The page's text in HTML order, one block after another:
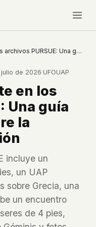
Qué hay realmente en los archivos PURSUE: Una guía para el lector sobre la primera publicación
julio de 2026·UFOUAP
en los
Una guía
la
incluye un
un UAP
sobre Grecia, una
un encuentro
de 4 pies,